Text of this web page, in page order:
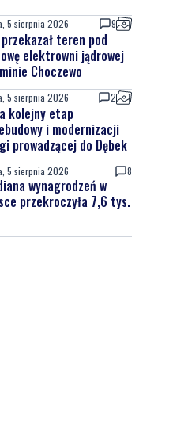
5 sierpnia 2026 9
przekazał teren pod
elektrowni jądrowej
Choczewo
5 sierpnia 2026 2
kolejny etap
i modernizacji
prowadzącej do Dębek
5 sierpnia 2026 8
wynagrodzeń w
przekroczyła 7,6 tys.